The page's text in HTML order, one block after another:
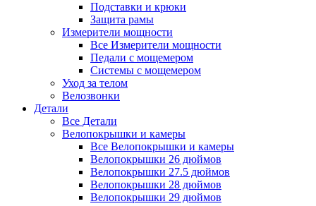
Подставки и крюки
Защита рамы
Измерители мощности
Все Измерители мощности
Педали с мощемером
Системы с мощемером
Уход за телом
Велозвонки
Детали
Все Детали
Велопокрышки и камеры
Все Велопокрышки и камеры
Велопокрышки 26 дюймов
Велопокрышки 27.5 дюймов
Велопокрышки 28 дюймов
Велопокрышки 29 дюймов